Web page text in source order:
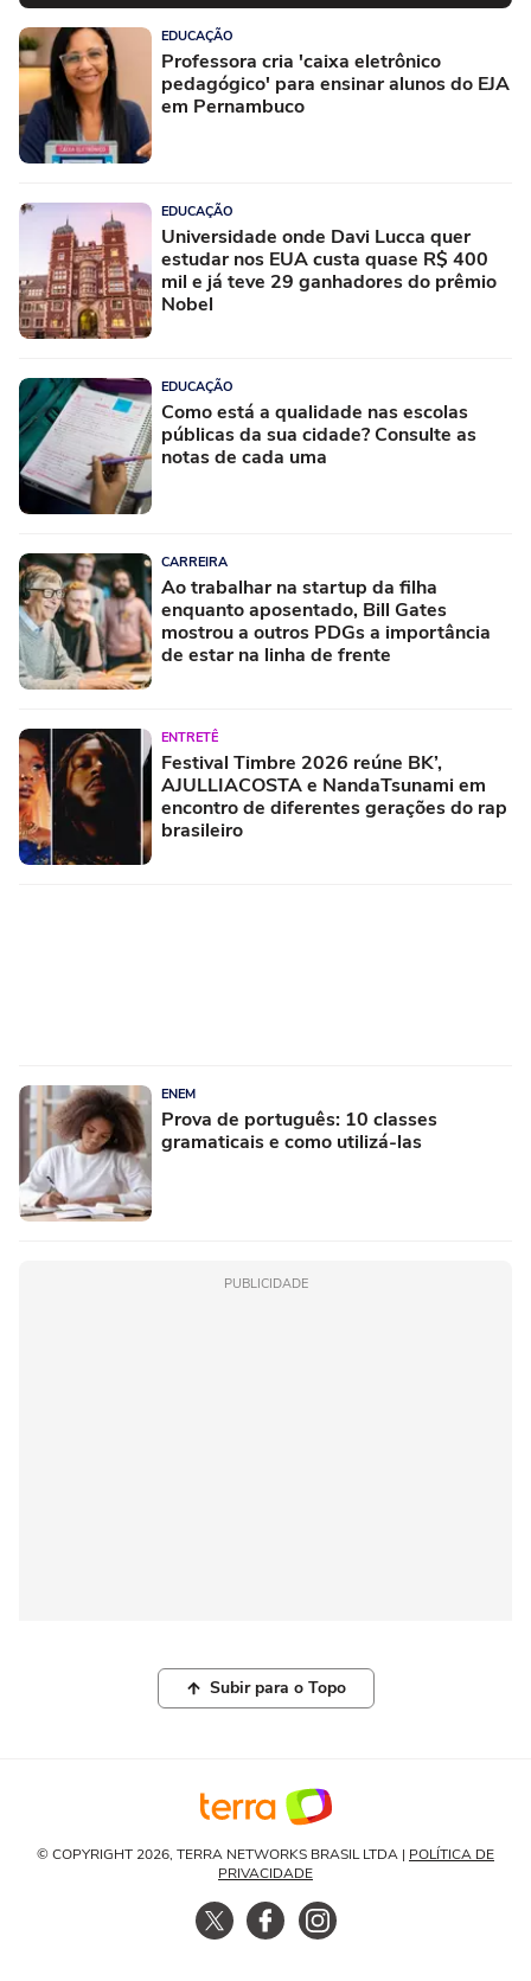
EDUCAÇÃO
Professora cria 'caixa eletrônico
pedagógico' para ensinar alunos do EJA
em Pernambuco
EDUCAÇÃO
Universidade onde Davi Lucca quer
estudar nos EUA custa quase R$ 400
mil e já teve 29 ganhadores do prêmio
Nobel
EDUCAÇÃO
Como está a qualidade nas escolas
públicas da sua cidade? Consulte as
notas de cada uma
CARREIRA
Ao trabalhar na startup da filha
enquanto aposentado, Bill Gates
mostrou a outros PDGs a importância
de estar na linha de frente
ENTRETÊ
Festival Timbre 2026 reúne BK’,
AJULLIACOSTA e NandaTsunami em
encontro de diferentes gerações do rap
brasileiro
ENEM
Prova de português: 10 classes
gramaticais e como utilizá-las
PUBLICIDADE
Subir para o Topo
© COPYRIGHT 2026, TERRA NETWORKS BRASIL LTDA | POLÍTICA DE
PRIVACIDADE